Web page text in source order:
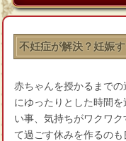
不妊症が解決？妊娠
赤ちゃんを授かるまで
にゆったりとした時間
い事、気持ちがワクワ
て過ごす休みを作るのも